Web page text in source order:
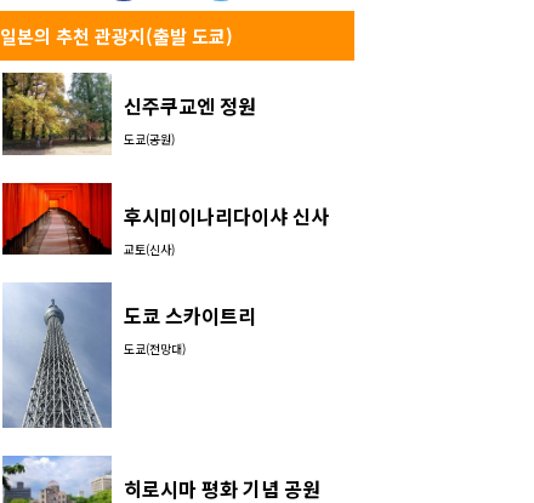
일본의 추천 관광지(출발 도쿄)
신주쿠교엔 정원
도쿄(공원)
후시미이나리다이샤 신사
교토(신사)
도쿄 스카이트리
도쿄(전망대)
히로시마 평화 기념 공원